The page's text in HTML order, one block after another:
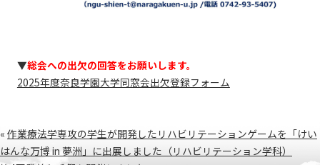
▼総会への出欠の回答をお願いします。
2025年度奈良学園大学同窓会出欠登録フォーム
« 作業療法学専攻の学生が開発したリハビリテーションゲームを「けい
はんな万博 in 夢洲」に出展しました（リハビリテーション学科）